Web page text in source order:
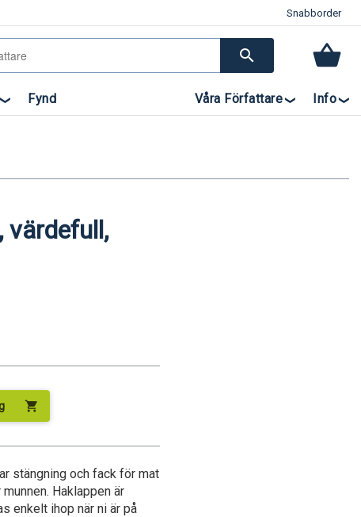
Snabborder
search
Fynd Våra Författare Info
värdefull,
shopping_cart
stängning och fack för mat
Haklappen är
enkelt ihop när ni är på